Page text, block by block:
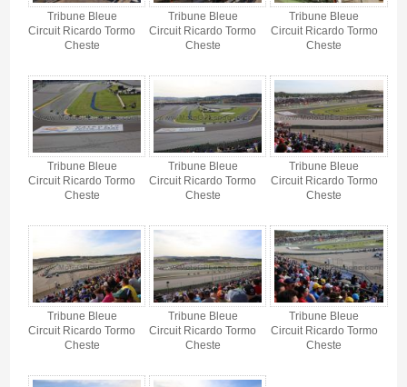
Tribune Bleue
Circuit Ricardo Tormo
Cheste
Tribune Bleue
Circuit Ricardo Tormo
Cheste
Tribune Bleue
Circuit Ricardo Tormo
Cheste
Tribune Bleue
Circuit Ricardo Tormo
Cheste
Tribune Bleue
Circuit Ricardo Tormo
Cheste
Tribune Bleue
Circuit Ricardo Tormo
Cheste
Tribune Bleue
Circuit Ricardo Tormo
Cheste
Tribune Bleue
Circuit Ricardo Tormo
Cheste
Tribune Bleue
Circuit Ricardo Tormo
Cheste